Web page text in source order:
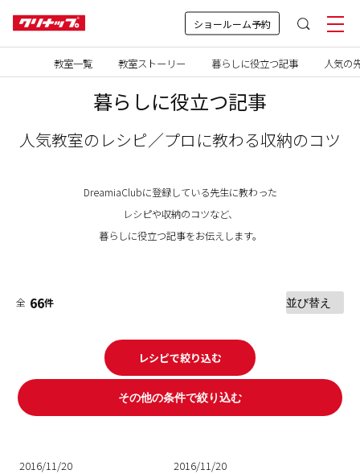
ショールーム予約
暮らしに役立つ記事
人気教室のレシピ／プロに教わる収納のコツ
DreamiaClubに登録している先生に教わった
レシピや収納のコツなど、
暮らしに役立つ記事をお伝えします。
教室一覧 教室ストーリー 暮らしに役立つ記事 人気の
全 66件
レシピで絞り込む
その他の条件で絞り込む
2016/11/20 2016/11/20